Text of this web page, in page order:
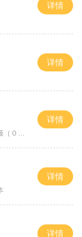
详情
详情
）爽
详情
详情
详情